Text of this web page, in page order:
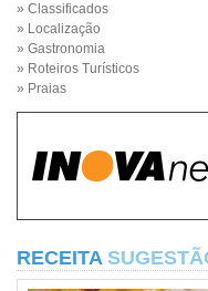
» Classificados
» Localização
» Gastronomia
» Roteiros Turísticos
» Praias
RECEITA